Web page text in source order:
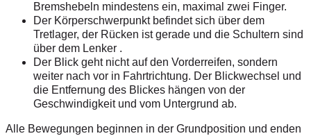
Bremshebeln mindestens ein, maximal zwei Finger.
Der Körperschwerpunkt befindet sich über dem
Tretlager, der Rücken ist gerade und die Schultern sind
über dem Lenker .
Der Blick geht nicht auf den Vorderreifen, sondern
weiter nach vor in Fahrtrichtung. Der Blickwechsel und
die Entfernung des Blickes hängen von der
Geschwindigkeit und vom Untergrund ab.
Alle Bewegungen beginnen in der Grundposition und enden